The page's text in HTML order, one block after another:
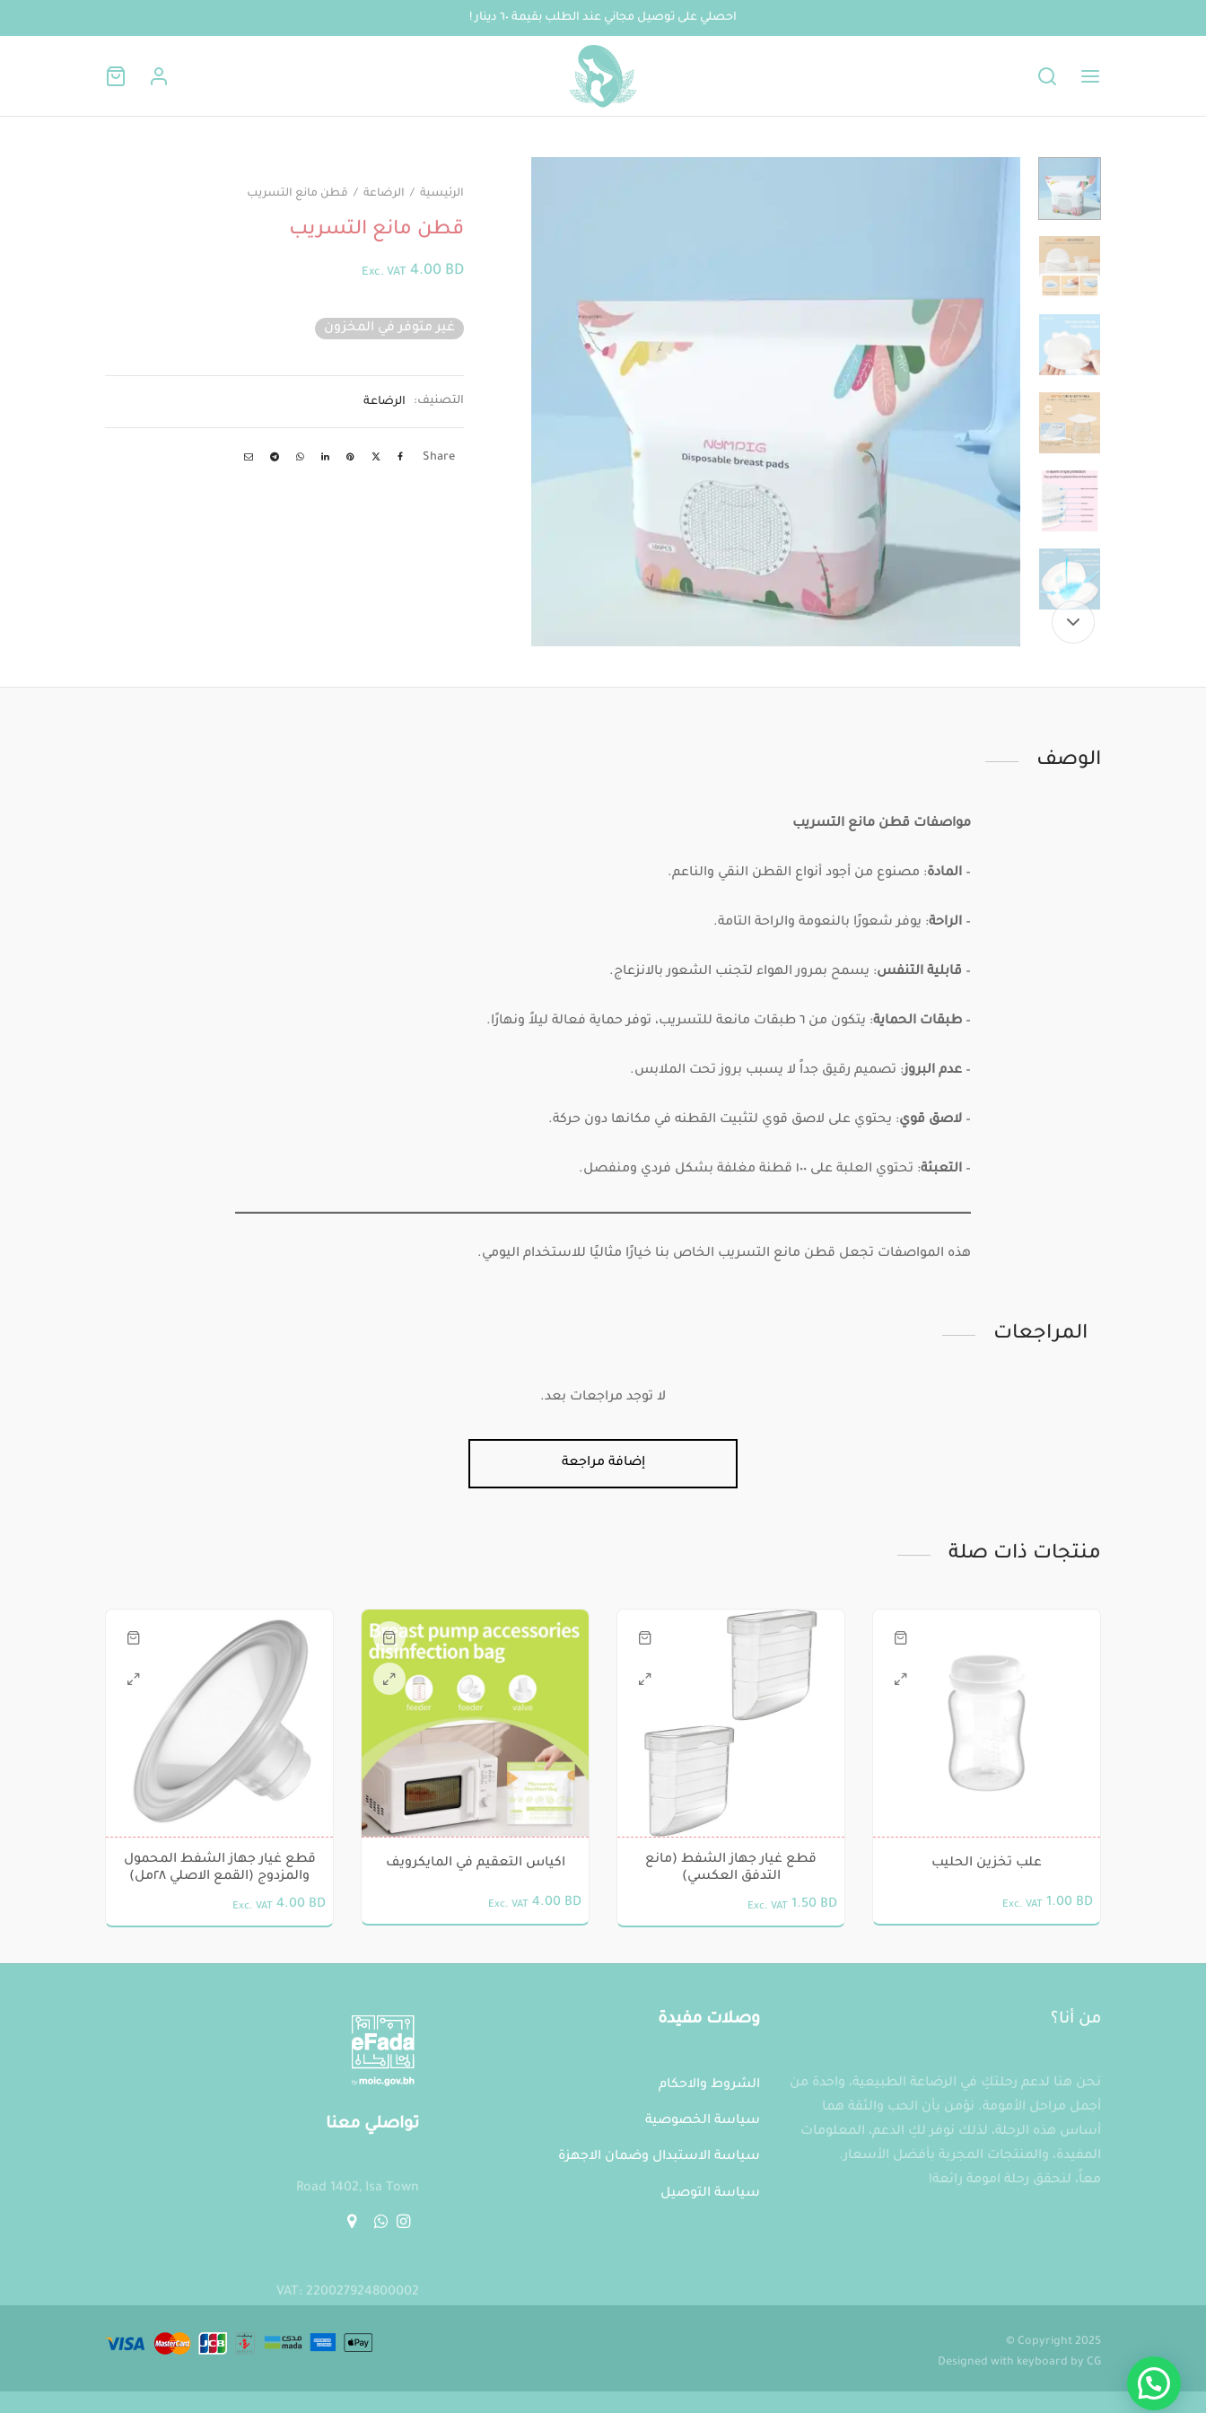
احصلي على توصيل مجاني عند الطلب بقيمة ٦٠ دينار !
الرئيسية / الرضاعة / قطن مانع التسريب
قطن مانع التسريب
4.00 BD
Exc. VAT
غير متوفر في المخزون
التصنيف: الرضاعة
Share
الوصف
مواصفات قطن مانع التسريب
– المادة: مصنوع من أجود أنواع القطن النقي والناعم.
– الراحة: يوفر شعورًا بالنعومة والراحة التامة.
– قابلية التنفس: يسمح بمرور الهواء لتجنب الشعور بالانزعاج.
– طبقات الحماية: يتكون من ٦ طبقات مانعة للتسريب، توفر حماية فعالة ليلاً ونهارًا.
– عدم البروز: تصميم رقيق جداً لا يسبب بروز تحت الملابس.
– لاصق قوي: يحتوي على لاصق قوي لتثبيت القطنه في مكانها دون حركة.
– التعبئة: تحتوي العلبة على ١٠٠ قطنة مغلفة بشكل فردي ومنفصل.
هذه المواصفات تجعل قطن مانع التسريب الخاص بنا خيارًا مثاليًا للاستخدام اليومي.
المراجعات
لا توجد مراجعات بعد.
إضافة مراجعة
منتجات ذات صلة
علب تخزين الحليب
1.00 BD
Exc. VAT
قطع غيار جهاز الشفط (مانع
التدفق العكسي)
1.50 BD
Exc. VAT
اكياس التعقيم في المايكرويف
4.00 BD
Exc. VAT
قطع غيار جهاز الشفط المحمول
والمزدوج (القمع الاصلي ٢٨مل)
4.00 BD
Exc. VAT
من أنا؟
نحن هنا لدعم رحلتكِ في الرضاعة الطبيعية، واحدة من
أجمل مراحل الأمومة. نؤمن بأن الحب والثقة هما
أساس هذه الرحلة، لذلك نوفر لكِ الدعم، المعلومات
المفيدة، والمنتجات المجربة بأفضل الأسعار.
معاً، لنحقق رحلة امومة رائعة!
وصلات مفيدة
الشروط والاحكام
سياسة الخصوصية
سياسة الاستبدال وضمان الاجهزة
سياسة التوصيل
تواصلي معنا
Road 1402, Isa Town
VAT: 220027924800002
Copyright 2025 ©
Designed with keyboard by CG